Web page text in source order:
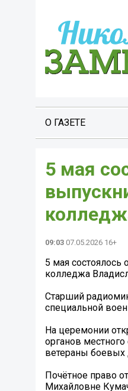
О ГАЗЕТЕ
5 мая
09:03 07.05.2026 16+
5 мая состоялось
колледжа
Старший
специальной
На церемонии
органов
ветераны боевых
Почётное право
Михайловне